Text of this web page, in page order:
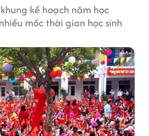
kế hoạch năm học
mốc thời gian học sinh